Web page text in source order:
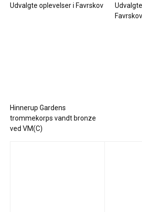
Udvalgte oplevelser i Favrskov
Favrskov
Hinnerup Gardens
trommekorps vandt bronze
ved VM(C)